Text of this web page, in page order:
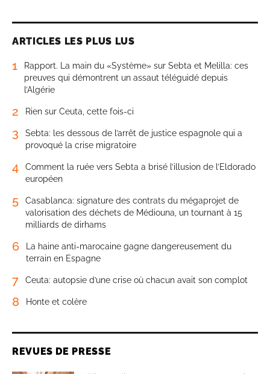
ARTICLES LES PLUS LUS
1
Rapport. La main du «Système» sur Sebta et Melilla: ces
preuves qui démontrent un assaut téléguidé depuis
l’Algérie
2 Rien sur Ceuta, cette fois-ci
3
Sebta: les dessous de l’arrêt de justice espagnole qui a
provoqué la crise migratoire
4
Comment la ruée vers Sebta a brisé l’illusion de l’Eldorado
européen
5
Casablanca: signature des contrats du mégaprojet de
valorisation des déchets de Médiouna, un tournant à 15
milliards de dirhams
6
La haine anti-marocaine gagne dangereusement du
terrain en Espagne
7 Ceuta: autopsie d’une crise où chacun avait son complot
8 Honte et colère
REVUES DE PRESSE